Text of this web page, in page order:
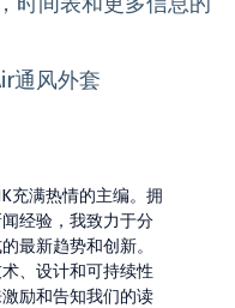
通风外套
充满热情的主编。拥
经验，我致力于分
最新趋势和创新。
、设计和可持续性
励和告知我们的读